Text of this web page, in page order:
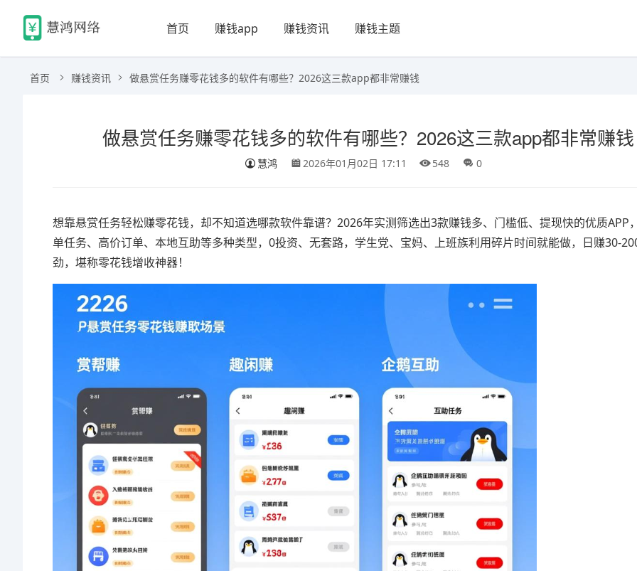
首页 赚钱app 赚钱资讯 赚钱主题
首页 赚钱资讯 做悬赏任务赚零花钱多的软件有哪些？2026这三款app都非常赚钱
做悬赏任务赚零花钱多的软件有哪些？2026这三款app都非常赚钱
慧鸿 2026年01月02日 17:11 548 0
想靠悬赏任务轻松赚零花钱，却不知道选哪款软件靠谱？2026年实测筛选出3款赚钱多、门槛低、提现快的优质APP
单任务、高价订单、本地互助等多种类型，0投资、无套路，学生党、宝妈、上班族利用碎片时间就能做，日赚30-
劲，堪称零花钱增收神器！